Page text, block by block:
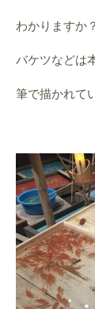
わかりますか？
バケツなどは
筆で描かれて